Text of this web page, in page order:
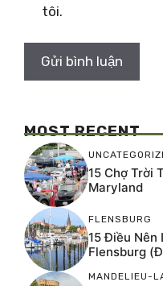
tôi.
MOST RECENT
15 Chợ Trời
Maryland
FLENSBURG
15 Điều Nên
Flensburg
MANDELIEU-